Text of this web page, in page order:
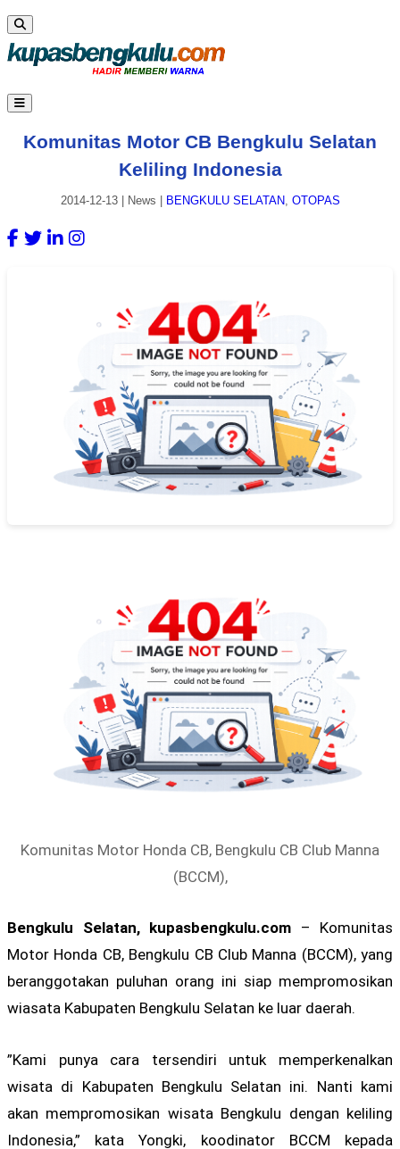
Komunitas Motor CB Bengkulu Selatan
Keliling Indonesia
2014-12-13| News BENGKULU SELATAN, OTOPAS
Komunitas Motor Honda CB, Bengkulu CB Club Manna
(BCCM),
Bengkulu Selatan, kupasbengkulu.com – Komunitas
Motor Honda CB, Bengkulu CB Club Manna (BCCM), yang
beranggotakan puluhan orang ini siap mempromosikan
wiasata Kabupaten Bengkulu Selatan ke luar daerah.
”Kami punya cara tersendiri untuk memperkenalkan
wisata di Kabupaten Bengkulu Selatan ini. Nanti kami
akan mempromosikan wisata Bengkulu dengan keliling
Indonesia,” kata Yongki, koodinator BCCM kepada